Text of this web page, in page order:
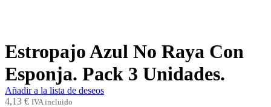
Estropajo Azul No Raya Con
Esponja. Pack 3 Unidades.
Añadir a la lista de deseos
4,13 € IVA incluido